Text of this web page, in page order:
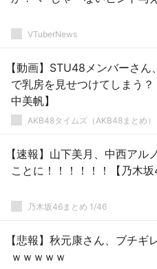
VTuberNews
【動画】STU48メンバーさ
で乳房を見せつけてしまう
中美帆】
AKB48タイムズ（AKB48まとめ）
【速報】山下美月、中西アル
ことに！！！！！！【乃木坂
乃木坂46まとめ 1/46
【悲報】秋元康さん、ブチギ
ｗｗｗｗｗ